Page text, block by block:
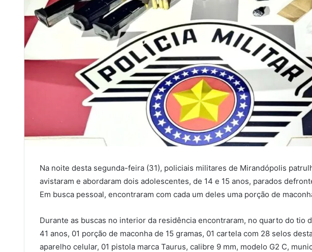
Na noite desta segunda-feira (31), policiais militares de Mirandópolis
avistaram e abordaram dois adolescentes, de 14 e 15 anos, parados
Em busca pessoal, encontraram com cada um deles uma porção de
Durante as buscas no interior da residência encontraram, no quarto do tio
41 anos, 01 porção de maconha de 15 gramas, 01 cartela com 28 selos
aparelho celular, 01 pistola marca Taurus, calibre 9 mm, modelo G2 C,